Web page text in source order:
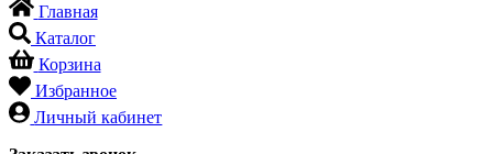
Главная
Каталог
Корзина
Избранное
Личный кабинет